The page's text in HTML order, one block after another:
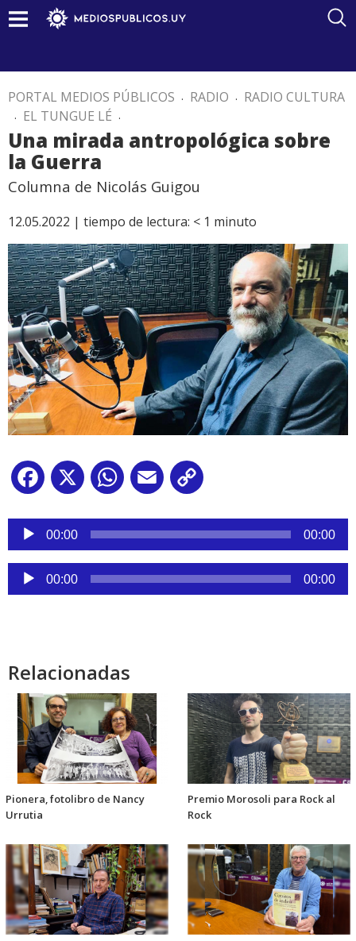
PORTAL MEDIOS PÚBLICOS . RADIO . RADIO CULTURA
. EL TUNGUE LÉ .
Una mirada antropológica sobre
la Guerra
Columna de Nicolás Guigou
12.05.2022 | tiempo de lectura: < 1 minuto
Facebook
X WhatsApp
Email
Reproductor
audio
00:00 00:00
Reproductor
de
00:00 00:00
Relacionadas
Pionera, fotolibro de Nancy
Urrutia
Premio Morosoli para Rock al
Rock